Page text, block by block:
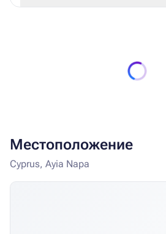
Местоположение
Cyprus, Ayia Napa